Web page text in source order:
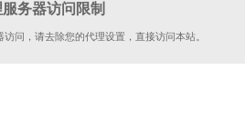
务器访问限制
问，请去除您的代理设置，直接访问本站。